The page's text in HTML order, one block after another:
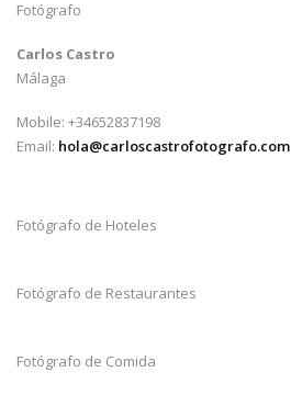
Fotógrafo
Carlos Castro
Málaga
Mobile: +34652837198
Email: hola@carloscastrofotografo.com
Fotógrafo de Hoteles
Fotógrafo de Restaurantes
Fotógrafo de Comida